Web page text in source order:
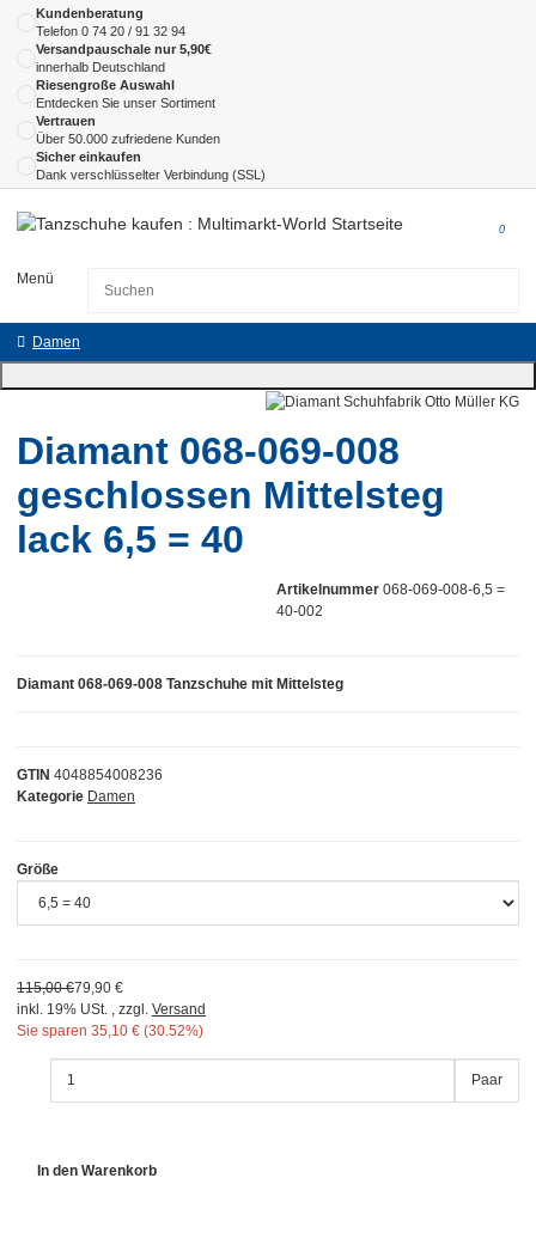
Kundenberatung
Telefon 0 74 20 / 91 32 94
Versandpauschale nur 5,90€
innerhalb Deutschland
Riesengroße Auswahl
Entdecken Sie unser Sortiment
Vertrauen
Über 50.000 zufriedene Kunden
Sicher einkaufen
Dank verschlüsselter Verbindung (SSL)
Menü
0
Damen
Diamant 068-069-008
geschlossen Mittelsteg
lack 6,5 = 40
Artikelnummer 068-069-008-6,5 =
40-002
GTIN 4048854008236
Kategorie Damen
Diamant 068-069-008 Tanzschuhe mit Mittelsteg
Größe
79,90 €
115,00 €
inkl. 19% USt. , zzgl. Versand
Sie sparen 35,10 € (30.52%)
Paar
In den Warenkorb